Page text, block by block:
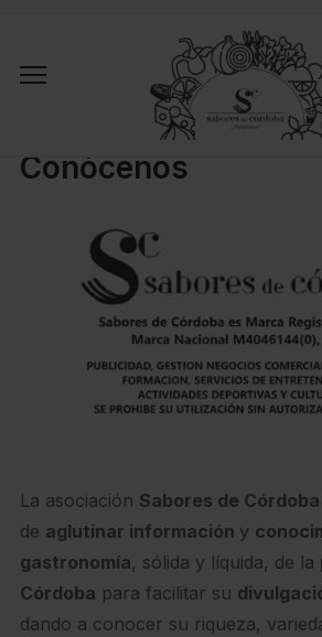
Conócenos
La asociación Sabores de Córdoba
de aglutinar información y
gastronomía, sólida y líquida, de la
Córdoba para facilitar su
dando a conocer su riqueza,